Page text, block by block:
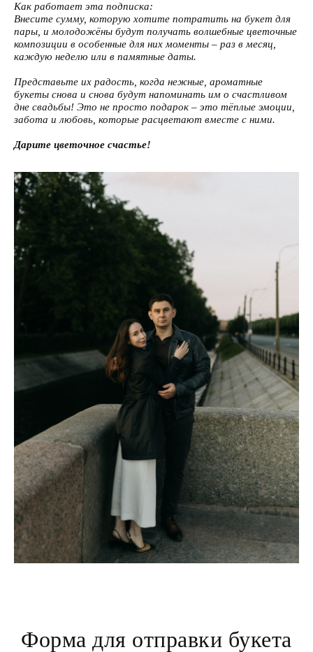
Как работает эта подписка:
Внесите сумму, которую хотите потратить на букет для
пары, и молодожёны будут получать волшебные цветочные
композиции в особенные для них моменты – раз в месяц,
каждую неделю или в памятные даты.
Представьте их радость, когда нежные, ароматные
букеты снова и снова будут напоминать им о счастливом
дне свадьбы! Это не просто подарок – это тёплые эмоции,
забота и любовь, которые расцветают вместе с ними.
Дарите цветочное счастье!
Форма для отправки букета